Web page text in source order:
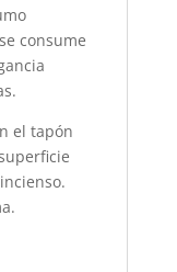
consume
el tapón